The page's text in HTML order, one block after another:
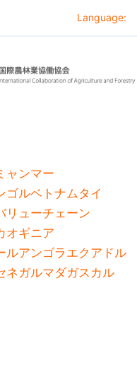
Language:
ャンマー
ゴルベトナムタイ
リューチェーン
オギニア
ルアンゴラ エクアドル
ネガルマダガスカル